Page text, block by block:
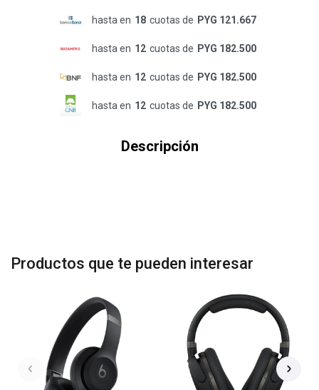
hasta en 18 cuotas de PYG 121.667
hasta en 12 cuotas de PYG 182.500
hasta en 12 cuotas de PYG 182.500
hasta en 12 cuotas de PYG 182.500
Descripción
Productos que te pueden interesar